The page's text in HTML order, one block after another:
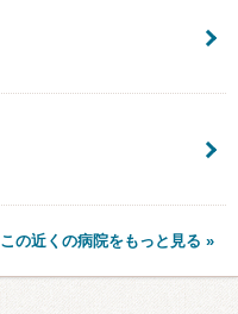
この近くの病院をもっと見る »